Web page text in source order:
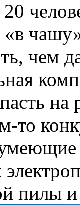
«в
чем
на
то
пилы